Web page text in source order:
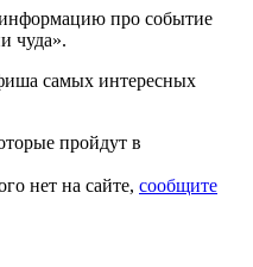
про событие
чуда».
самых интересных
пройдут в
нет на сайте, сообщите